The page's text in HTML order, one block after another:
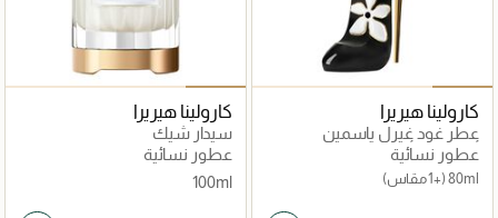
كارولينا هيريرا
عطر غود غيرل ياسمين
أبسولوت أو دي بارفيوم
عطور نسائية
80ml (+1 مقاس)
كارولينا هيريرا
سيدار شيك
عطور نسائية
100ml